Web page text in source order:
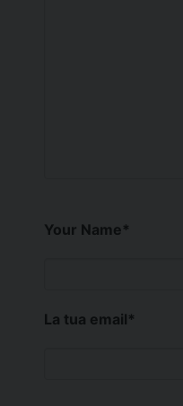
Your Name*
La tua email*